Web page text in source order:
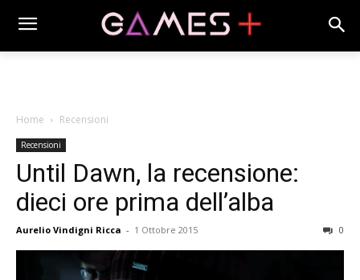
Home Recensioni
Recensioni
Until Dawn, la recensione:
dieci ore prima dell’alba
Aurelio Vindigni Ricca - 1 Ottobre 2015 0